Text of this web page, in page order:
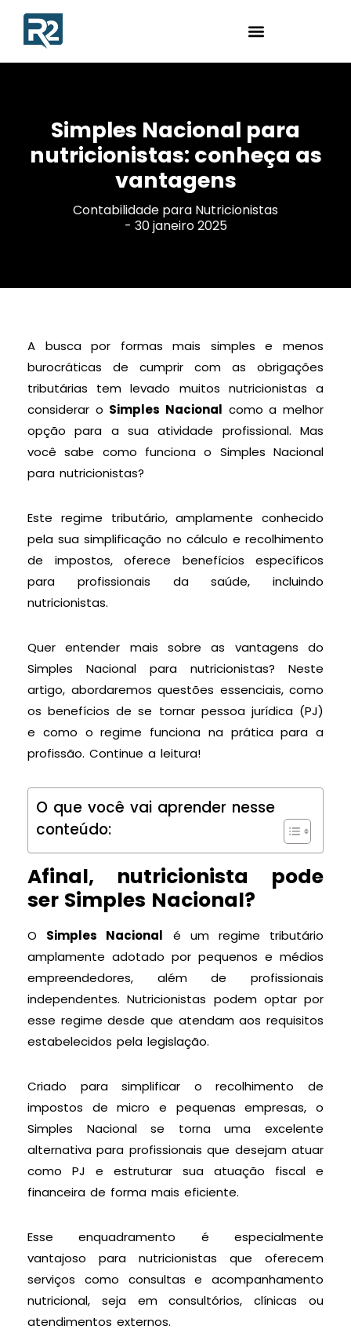
Simples Nacional para
nutricionistas: conheça as
vantagens
Contabilidade para Nutricionistas
- 30 janeiro 2025
A busca por formas mais simples e menos
burocráticas de cumprir com as obrigações
tributárias tem levado muitos nutricionistas a
considerar o Simples Nacional como a melhor
opção para a sua atividade profissional. Mas
você sabe como funciona o Simples Nacional
para nutricionistas?
Este regime tributário, amplamente conhecido
pela sua simplificação no cálculo e recolhimento
de impostos, oferece benefícios específicos
para profissionais da saúde, incluindo
nutricionistas.
Quer entender mais sobre as vantagens do
Simples Nacional para nutricionistas? Neste
artigo, abordaremos questões essenciais, como
os benefícios de se tornar pessoa jurídica (PJ)
e como o regime funciona na prática para a
profissão. Continue a leitura!
O que você vai aprender nesse
conteúdo:
Afinal, nutricionista pode
ser Simples Nacional?
O Simples Nacional é um regime tributário
amplamente adotado por pequenos e médios
empreendedores, além de profissionais
independentes. Nutricionistas podem optar por
esse regime desde que atendam aos requisitos
estabelecidos pela legislação.
Criado para simplificar o recolhimento de
impostos de micro e pequenas empresas, o
Simples Nacional se torna uma excelente
alternativa para profissionais que desejam atuar
como PJ e estruturar sua atuação fiscal e
financeira de forma mais eficiente.
Esse enquadramento é especialmente
vantajoso para nutricionistas que oferecem
serviços como consultas e acompanhamento
nutricional, seja em consultórios, clínicas ou
atendimentos externos.